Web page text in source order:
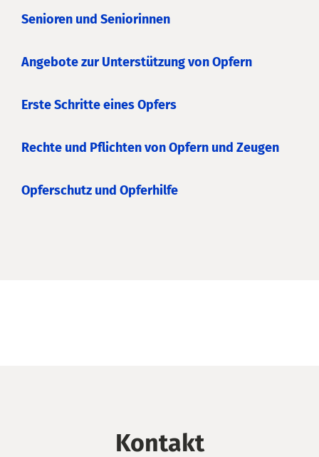
Senioren und Seniorinnen
Angebote zur Unterstützung von Opfern
Erste Schritte eines Opfers
Rechte und Pflichten von Opfern und Zeugen
Opferschutz und Opferhilfe
Kontakt